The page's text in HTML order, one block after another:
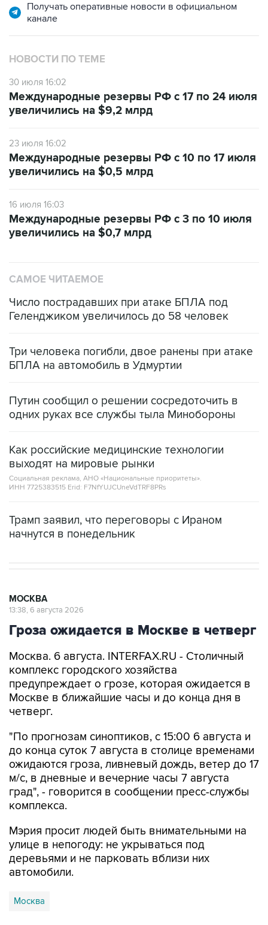
Получать оперативные новости в официальном
канале
НОВОСТИ ПО ТЕМЕ
30 июля 16:02
Международные резервы РФ с 17 по 24 июля
увеличились на $9,2 млрд
23 июля 16:02
Международные резервы РФ с 10 по 17 июля
увеличились на $0,5 млрд
16 июля 16:03
Международные резервы РФ с 3 по 10 июля
увеличились на $0,7 млрд
САМОЕ ЧИТАЕМОЕ
Число пострадавших при атаке БПЛА под
Геленджиком увеличилось до 58 человек
Три человека погибли, двое ранены при атаке
БПЛА на автомобиль в Удмуртии
Путин сообщил о решении сосредоточить в
одних руках все службы тыла Минобороны
Как российские медицинские технологии
выходят на мировые рынки
Социальная реклама, АНО «Национальные приоритеты».
ИНН 7725383515 Erid: F7NfYUJCUneVdTRF8PRs
Трамп заявил, что переговоры с Ираном
начнутся в понедельник
МОСКВА
13:38, 6 августа 2026
Гроза ожидается в Москве в четверг
Москва. 6 августа. INTERFAX.RU - Столичный
комплекс городского хозяйства
предупреждает о грозе, которая ожидается в
Москве в ближайшие часы и до конца дня в
четверг.
"По прогнозам синоптиков, с 15:00 6 августа и
до конца суток 7 августа в столице временами
ожидаются гроза, ливневый дождь, ветер до 17
м/с, в дневные и вечерние часы 7 августа
град", - говорится в сообщении пресс-службы
комплекса.
Мэрия просит людей быть внимательными на
улице в непогоду: не укрываться под
деревьями и не парковать вблизи них
автомобили.
Москва